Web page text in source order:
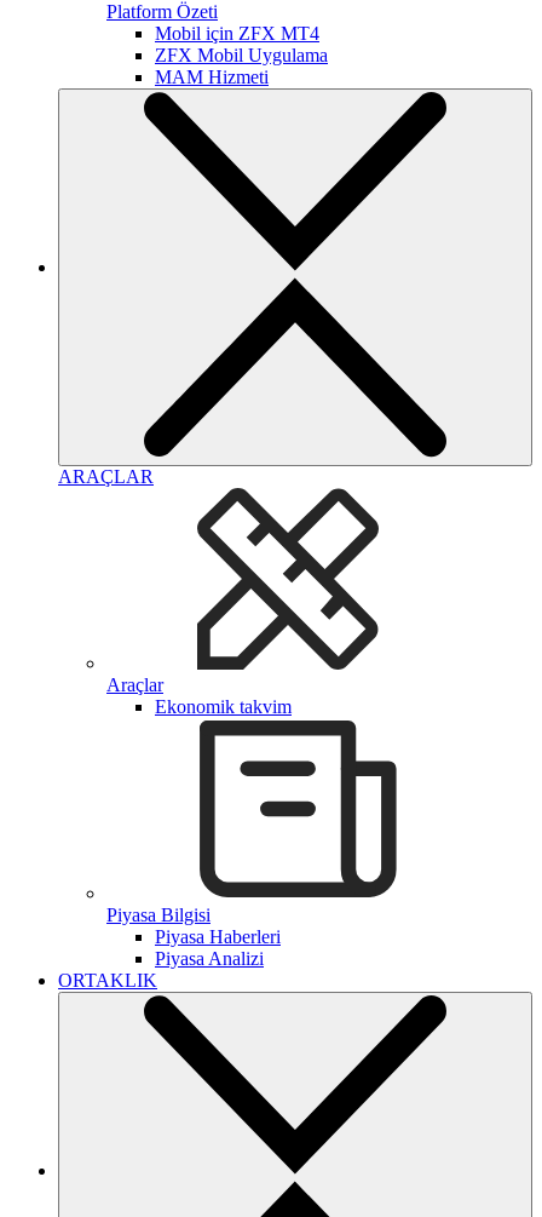
Platform Özeti
Mobil için ZFX MT4
ZFX Mobil Uygulama
MAM Hizmeti
ARAÇLAR
Araçlar
Ekonomik takvim
Piyasa Bilgisi
Piyasa Haberleri
Piyasa Analizi
ORTAKLIK